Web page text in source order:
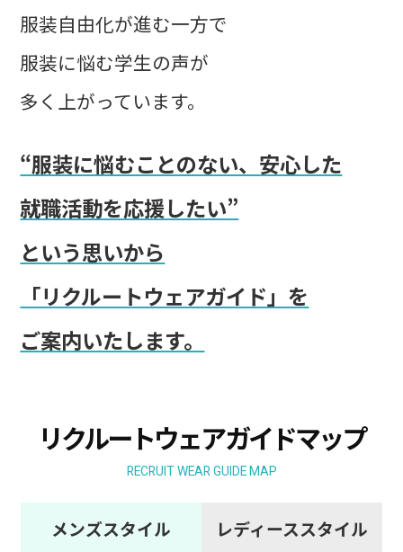
服装自由化が進む一方で
服装に悩む学生の声が
多く上がっています。
“服装に悩むことのない、安心した
就職活動を応援したい”
という思いから
「リクルートウェアガイド」を
ご案内いたします。
リクルートウェアガイドマップ
RECRUIT WEAR GUIDE MAP
メンズスタイル レディーススタイル